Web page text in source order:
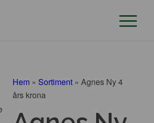
Hem » Sortiment »Agnes Ny 4
års krona